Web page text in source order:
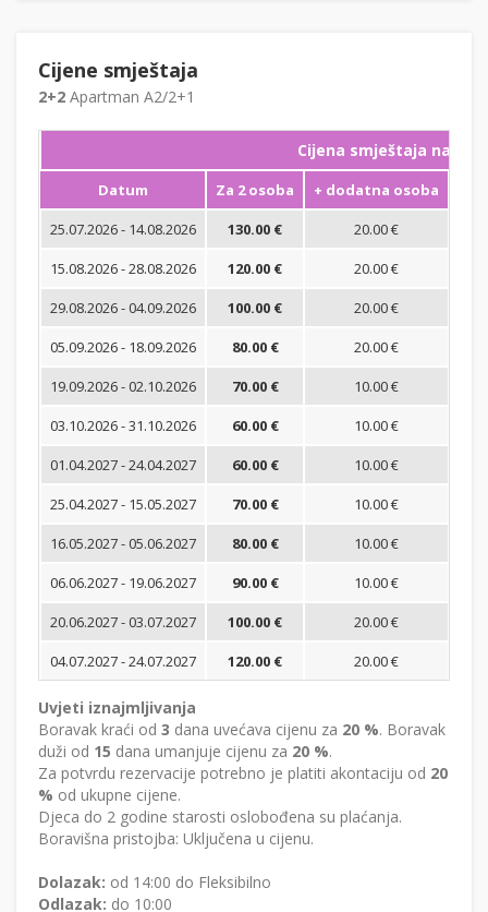
Cijene smještaja
2+2 Apartman A2/2+1
Cijena smještaja na noć
Datum Za 2 osoba + dodatna osoba
25.07.2026 - 14.08.2026
130.00 €
20.00 €
15.08.2026 - 28.08.2026
120.00 €
20.00 €
29.08.2026 - 04.09.2026
100.00 €
20.00 €
05.09.2026 - 18.09.2026
80.00 €
20.00 €
19.09.2026 - 02.10.2026
70.00 €
10.00 €
03.10.2026 - 31.10.2026
60.00 €
10.00 €
01.04.2027 - 24.04.2027
60.00 €
10.00 €
25.04.2027 - 15.05.2027
70.00 €
10.00 €
16.05.2027 - 05.06.2027
80.00 €
10.00 €
06.06.2027 - 19.06.2027
90.00 €
10.00 €
20.06.2027 - 03.07.2027
100.00 €
20.00 €
04.07.2027 - 24.07.2027
120.00 € 20.00 €
Uvjeti iznajmljivanja
Boravak kraći od 3 dana uvećava cijenu za 20 %. Boravak
duži od 15 dana umanjuje cijenu za 20 %.
Za potvrdu rezervacije potrebno je platiti akontaciju od 20
% od ukupne cijene.
Djeca do 2 godine starosti oslobođena su plaćanja.
Boravišna pristojba: Uključena u cijenu.
Dolazak: od 14:00 do Fleksibilno
Odlazak: do 10:00